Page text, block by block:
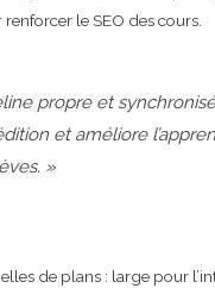
renforcer le SEO des cours.
propre et
et améliore
»
de plans : large pour